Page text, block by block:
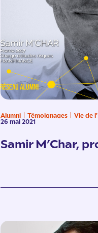
Alumni Témoignages Vie de
26 mai 2021
Samir M’Char,